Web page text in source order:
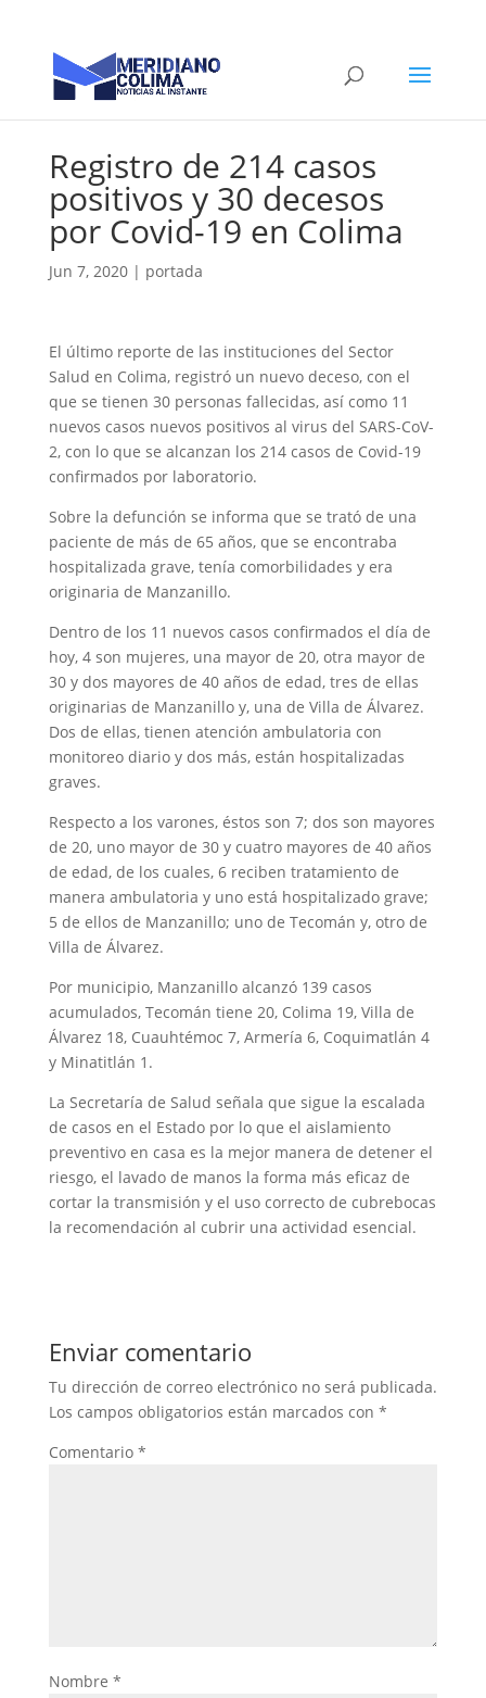
Registro de 214 casos
positivos y 30 decesos
por Covid-19 en Colima
Jun 7, 2020| portada
El último reporte de las instituciones del Sector
Salud en Colima, registró un nuevo deceso, con el
que se tienen 30 personas fallecidas, así como 11
nuevos casos nuevos positivos al virus del SARS-CoV-
2, con lo que se alcanzan los 214 casos de Covid-19
confirmados por laboratorio.
Sobre la defunción se informa que se trató de una
paciente de más de 65 años, que se encontraba
hospitalizada grave, tenía comorbilidades y era
originaria de Manzanillo.
Dentro de los 11 nuevos casos confirmados el día de
hoy, 4 son mujeres, una mayor de 20, otra mayor de
30 y dos mayores de 40 años de edad, tres de ellas
originarias de Manzanillo y, una de Villa de Álvarez.
Dos de ellas, tienen atención ambulatoria con
monitoreo diario y dos más, están hospitalizadas
graves.
Respecto a los varones, éstos son 7; dos son mayores
de 20, uno mayor de 30 y cuatro mayores de 40 años
de edad, de los cuales, 6 reciben tratamiento de
manera ambulatoria y uno está hospitalizado grave;
5 de ellos de Manzanillo; uno de Tecomán y, otro de
Villa de Álvarez.
Por municipio, Manzanillo alcanzó 139 casos
acumulados, Tecomán tiene 20, Colima 19, Villa de
Álvarez 18, Cuauhtémoc 7, Armería 6, Coquimatlán 4
y Minatitlán 1.
La Secretaría de Salud señala que sigue la escalada
de casos en el Estado por lo que el aislamiento
preventivo en casa es la mejor manera de detener el
riesgo, el lavado de manos la forma más eficaz de
cortar la transmisión y el uso correcto de cubrebocas
la recomendación al cubrir una actividad esencial.
Enviar comentario
Tu dirección de correo electrónico no será publicada.
Los campos obligatorios están marcados con *
Comentario *
Nombre *